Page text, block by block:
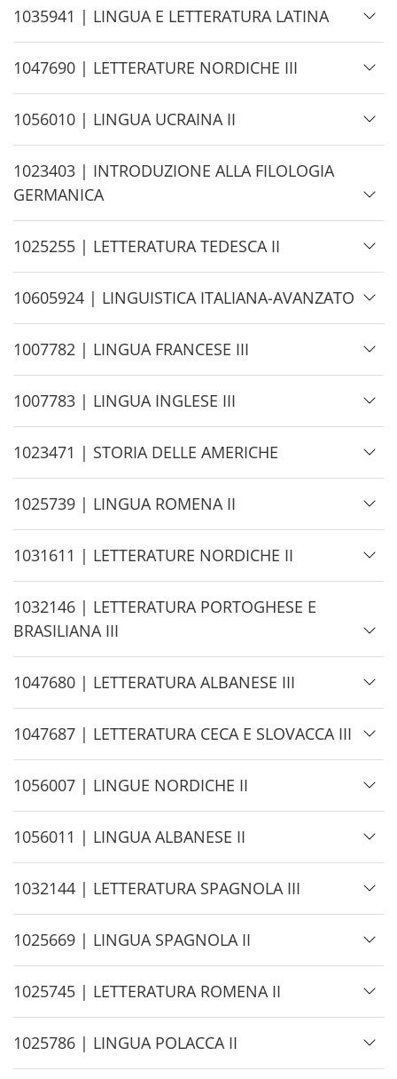
d
e
H
i
d
e
1035941 | LINGUA E LETTERATURA LATINA
H
i
d
e
1047690 | LETTERATURE NORDICHE III
H
i
d
e
1056010 | LINGUA UCRAINA II
H
i
d
e
1023403 | INTRODUZIONE ALLA FILOLOGIA
GERMANICA
H
i
d
e
1025255 | LETTERATURA TEDESCA II
H
i
d
e
10605924 | LINGUISTICA ITALIANA-AVANZATO
H
i
d
e
1007782 | LINGUA FRANCESE III
H
i
d
e
1007783 | LINGUA INGLESE III
H
i
d
e
1023471 | STORIA DELLE AMERICHE
H
i
d
e
1025739 | LINGUA ROMENA II
H
i
d
e
1031611 | LETTERATURE NORDICHE II
H
i
d
e
1032146 | LETTERATURA PORTOGHESE E
BRASILIANA III
H
i
d
e
1047680 | LETTERATURA ALBANESE III
H
i
d
e
1047687 | LETTERATURA CECA E SLOVACCA III
H
i
d
e
1056007 | LINGUE NORDICHE II
H
i
d
e
1056011 | LINGUA ALBANESE II
H
i
d
e
1032144 | LETTERATURA SPAGNOLA III
H
i
d
e
1025669 | LINGUA SPAGNOLA II
H
i
d
e
1025745 | LETTERATURA ROMENA II
H
i
1025786 | LINGUA POLACCA II